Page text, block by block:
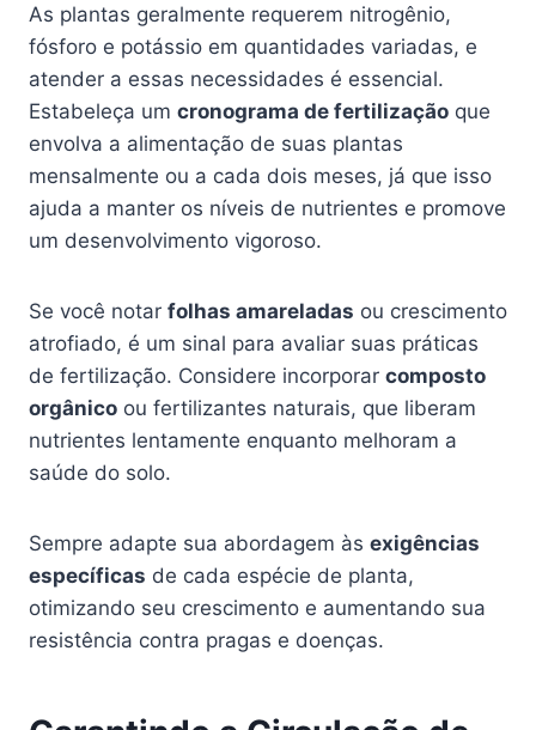
As plantas geralmente requerem nitrogênio,
fósforo e potássio em quantidades variadas, e
atender a essas necessidades é essencial.
Estabeleça um cronograma de fertilização que
envolva a alimentação de suas plantas
mensalmente ou a cada dois meses, já que isso
ajuda a manter os níveis de nutrientes e promove
um desenvolvimento vigoroso.
Se você notar folhas amareladas ou crescimento
atrofiado, é um sinal para avaliar suas práticas
de fertilização. Considere incorporar composto
orgânico ou fertilizantes naturais, que liberam
nutrientes lentamente enquanto melhoram a
saúde do solo.
Sempre adapte sua abordagem às exigências
específicas de cada espécie de planta,
otimizando seu crescimento e aumentando sua
resistência contra pragas e doenças.